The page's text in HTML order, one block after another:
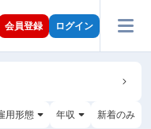
会員登録 ログイン
用形態 年収 新着のみ